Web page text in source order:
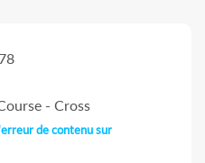
- Cross
de contenu sur